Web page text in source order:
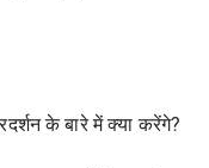
के बारे में क्या करेंगे?